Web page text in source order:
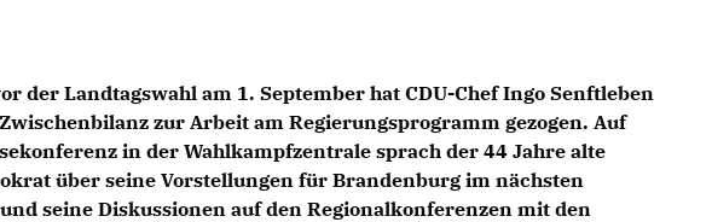
der Landtagswahl am 1. September hat CDU-Chef Ingo Senftleben
zur Arbeit am Regierungsprogramm gezogen. Auf
in der Wahlkampfzentrale sprach der 44 Jahre alte
über seine Vorstellungen für Brandenburg im nächsten
seine Diskussionen auf den Regionalkonferenzen mit den